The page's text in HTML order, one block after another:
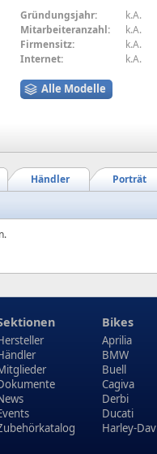
Gründungsjahr:
k.A.
Mitarbeiteranzahl:
k.A.
Firmensitz:
k.A.
Internet:
k.A.
Alle Modelle
Porträt
Händler
Bikes
Aprilia
BMW
Buell
Cagiva
Derbi
Ducati
Harley-